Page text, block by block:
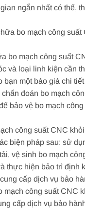
ngắn nhất có thể,
bo mạch công suất
bo mạch công suất
và loại linh kiện cần
bạn một báo giá chi
đoán bo mạch
bảo vệ bo mạch
công suất CNC
biện pháp sau: sử
vệ sinh bo mạch
thực hiện bảo trì định
cấp dịch vụ bảo
mạch công suất CNC
cấp dịch vụ bảo